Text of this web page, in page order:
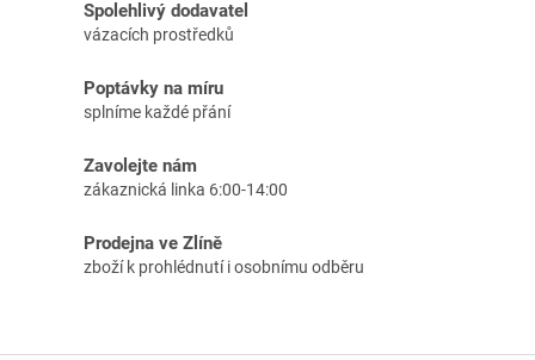
Spolehlivý dodavatel
vázacích prostředků
Poptávky na míru
splníme každé přání
Zavolejte nám
zákaznická linka 6:00-14:00
Prodejna ve Zlíně
zboží k prohlédnutí i osobnímu odběru